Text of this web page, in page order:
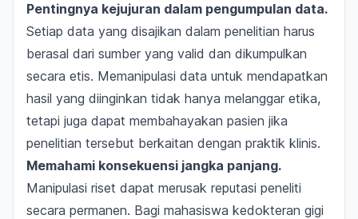
Pentingnya kejujuran dalam pengumpulan data.
Setiap data yang disajikan dalam penelitian harus
berasal dari sumber yang valid dan dikumpulkan
secara etis. Memanipulasi data untuk mendapatkan
hasil yang diinginkan tidak hanya melanggar etika,
tetapi juga dapat membahayakan pasien jika
penelitian tersebut berkaitan dengan praktik klinis.
Memahami konsekuensi jangka panjang.
Manipulasi riset dapat merusak reputasi peneliti
secara permanen. Bagi mahasiswa kedokteran gigi